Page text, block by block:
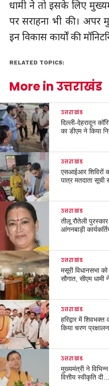
धामी ने तो इसके लिए
पर सराहना भी की। अपर
इन विकास कार्यों की
RELATED TOPICS:
More in उत्तराखंड
उत्तराखंड
दिल्ली-देहरादून
का डीएम ने किया
उत्तराखंड
एसआईआर शिविरों
पात्र मतदाता
उत्तराखंड
तीलू रौतेली
आंगनबाड़ी
उत्तराखंड
मसूरी विधानसभा
सौगात, सीएम धामी
उत्तराखंड
हरिद्वार में शिवभक्त
किया चरण
उत्तराखंड
मुख्यमंत्री ने
वित्तीय स्वीकृति दी…